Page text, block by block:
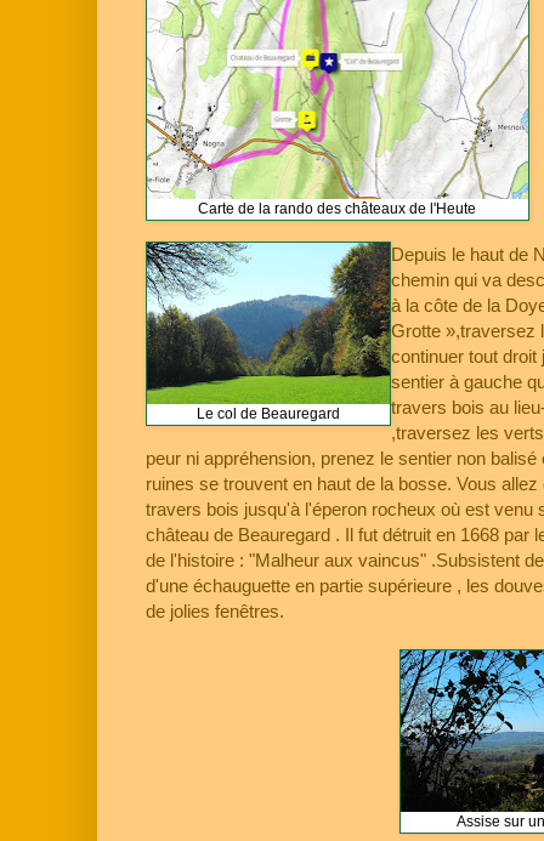
Carte de la rando des châteaux de l'Heute
Le col de Beauregard
Depuis le haut de
chemin qui va
à la côte de la
Grotte »,traversez
continuer tout
sentier à gauche
travers bois au
,traversez les
peur ni appréhension, prenez le sentier non balisé
ruines se trouvent en haut de la bosse. Vous
travers bois jusqu'à l'éperon rocheux où est venu
château de Beauregard . Il fut détruit en 1668 par
de l'histoire : "Malheur aux vaincus" .Subsistent
d'une échauguette en partie supérieure , les
de jolies fenêtres.
Assise sur